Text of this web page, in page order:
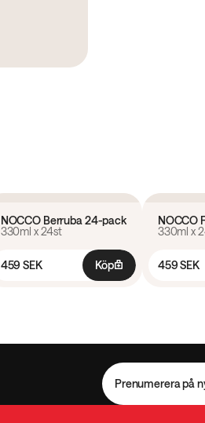
NOCCO Berruba 24-pack
330ml x 24st
459 SEK Köp
NOCCO
330ml x
459 SEK
Prenumerera på